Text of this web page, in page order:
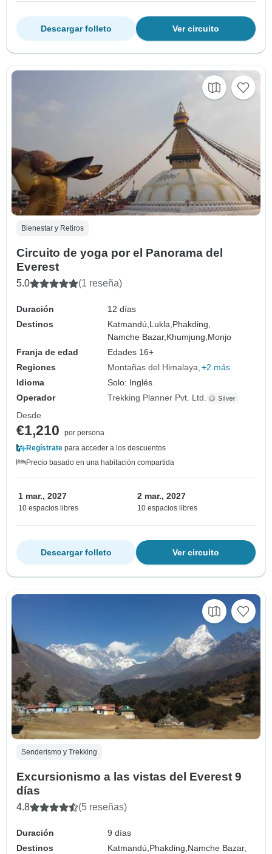
Ver circuito
Descargar folleto
Bienestar y Retiros
Circuito de yoga por el Panorama del
Everest
5.0 (1 reseña)
Duración
12 días
Destinos
Katmandú, Lukla, Phakding,
Namche Bazar, Khumjung, Monjo
Franja de edad
Edades 16+
Regiones
Montañas del Himalaya +2 más
Idioma
Solo: Inglés
Operador
Trekking Planner Pvt. Ltd.
Desde
€1,210
por persona
Regístrate para acceder a los descuentos
Precio basado en una habitación compartida
1 mar., 2027
10 espacios libres
2 mar., 2027
10 espacios libres
Ver circuito
Descargar folleto
Senderismo y Trekking
Excursionismo a las vistas del Everest 9
días
4.8 (5 reseñas)
Duración
9 días
Destinos
Katmandú, Phakding, Namche Bazar,